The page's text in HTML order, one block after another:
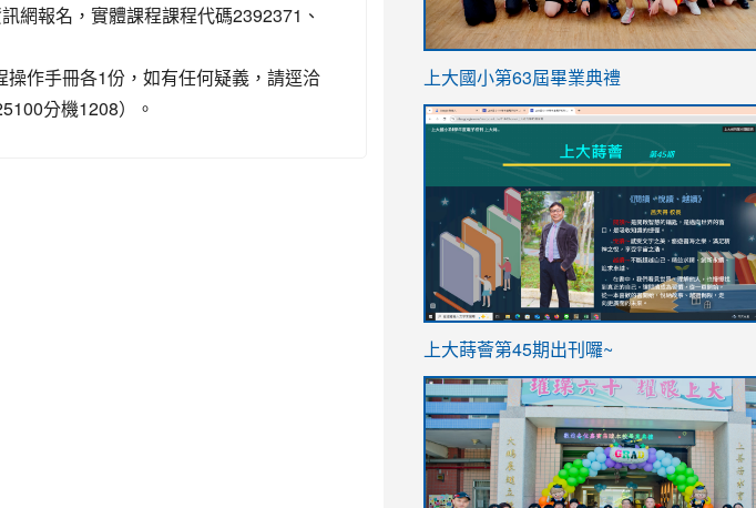
網報名，實體課程課程代碼2392371、
作手冊各1份，如有任何疑義，請逕洽
分機1208）。
link
https://sites.google.com/stes.tyc.edu.tw/
上大國小第63屆畢業典禮
link
ink
https://sites.google.com/stes.tyc.edu.tw/
link
https://sites.google.com/stes.tyc.edu.tw/
上大蒔薈第45期出刊囉~